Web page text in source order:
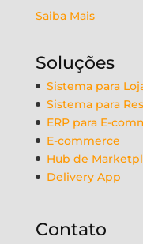
Saiba Mais
Soluções
Sistema para
Sistema para
ERP para E-
E-commerce
Hub de
Delivery App
Contato